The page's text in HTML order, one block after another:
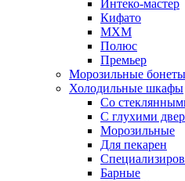
Интеко-мастер
Кифато
МХМ
Полюс
Премьер
Морозильные
Холодильные шкафы
Со
С глухими
Морозильные
Для пекарен
Барные